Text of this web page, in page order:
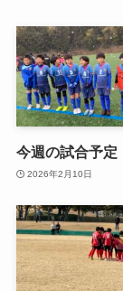
今週の試合予定
2026年2月10日